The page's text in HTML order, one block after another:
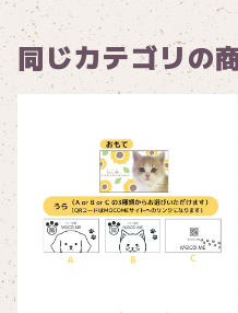
同じカテゴリの